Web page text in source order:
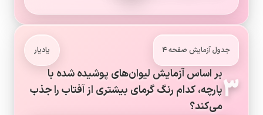
جدول آزمایش صفحه ۴ یادیار
۳بر اساس آزمایش لیوان‌های پوشیده شده با
پارچه، کدام رنگ گرمای بیشتری از آفتاب را جذب
می‌کند؟